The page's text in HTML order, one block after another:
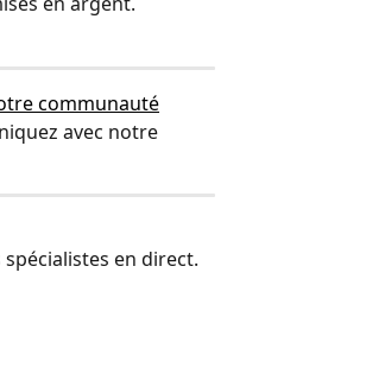
communauté
avec notre
en direct.